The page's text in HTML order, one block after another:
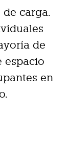
carga.
de
espacio
en